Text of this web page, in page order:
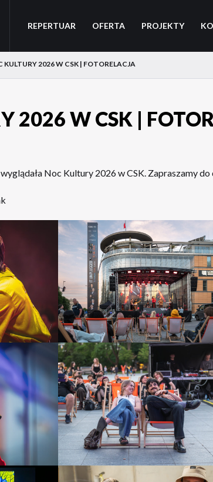
REPERTUAR OFERTA PROJEKTY
KULTURY 2026 W CSK | FOTORELACJA
2026 W CSK |
Noc Kultury 2026 w CSK. Zapraszamy